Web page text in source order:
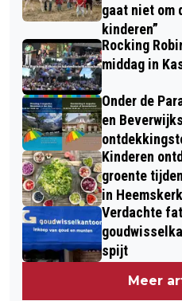
gaat niet om
kinderen”
Rocking
middag in
Onder de
en
Kinderen
groente
in Heemskerk
Verdachte
spijt
Meer